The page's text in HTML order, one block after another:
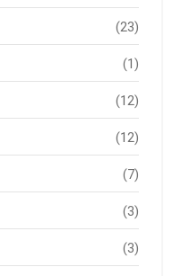
(23)
(1)
(12)
(12)
(7)
(3)
(3)